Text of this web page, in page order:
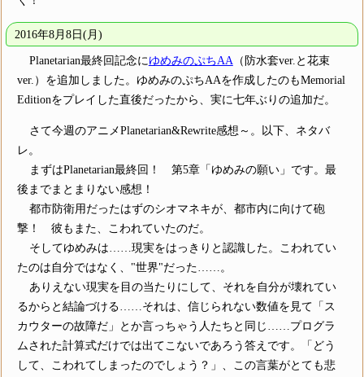
2016年8月8日(月)
Planetarian最終回記念にゆめみのぷちAA （防水套ver.と花束
ver.）を追加しました。ゆめみのぷちAAを作成したのもMemorial
Editionをプレイした直後だったから、実に七年ぶりの追加だ。
さて今週のアニメPlanetarian&Rewrite感想～。以下、ネタバ
レ。
まずはPlanetarian最終回！ 第5章「ゆめみの願い」です。最
後までまとまりない感想！
都市防衛用だったはずのシオマネキが、都市内に向けて砲
撃！ 彼もまた、こわれていたのだ。
そしてゆめみは……現実をはっきりと認識した。こわれてい
たのは自分ではなく、"世界"だった……。
ありえない現実を目の当たりにして、それを自分が壊れてい
るからと結論づける……それは、信じられない数値を見て「ス
カウターの故障だ」とか言っちゃう人たちと同じ……プログラ
ムされた計算式だけでは出てこないであろう答えです。「どう
して、こわれてしまったのでしょう？」、この言葉がとても悲